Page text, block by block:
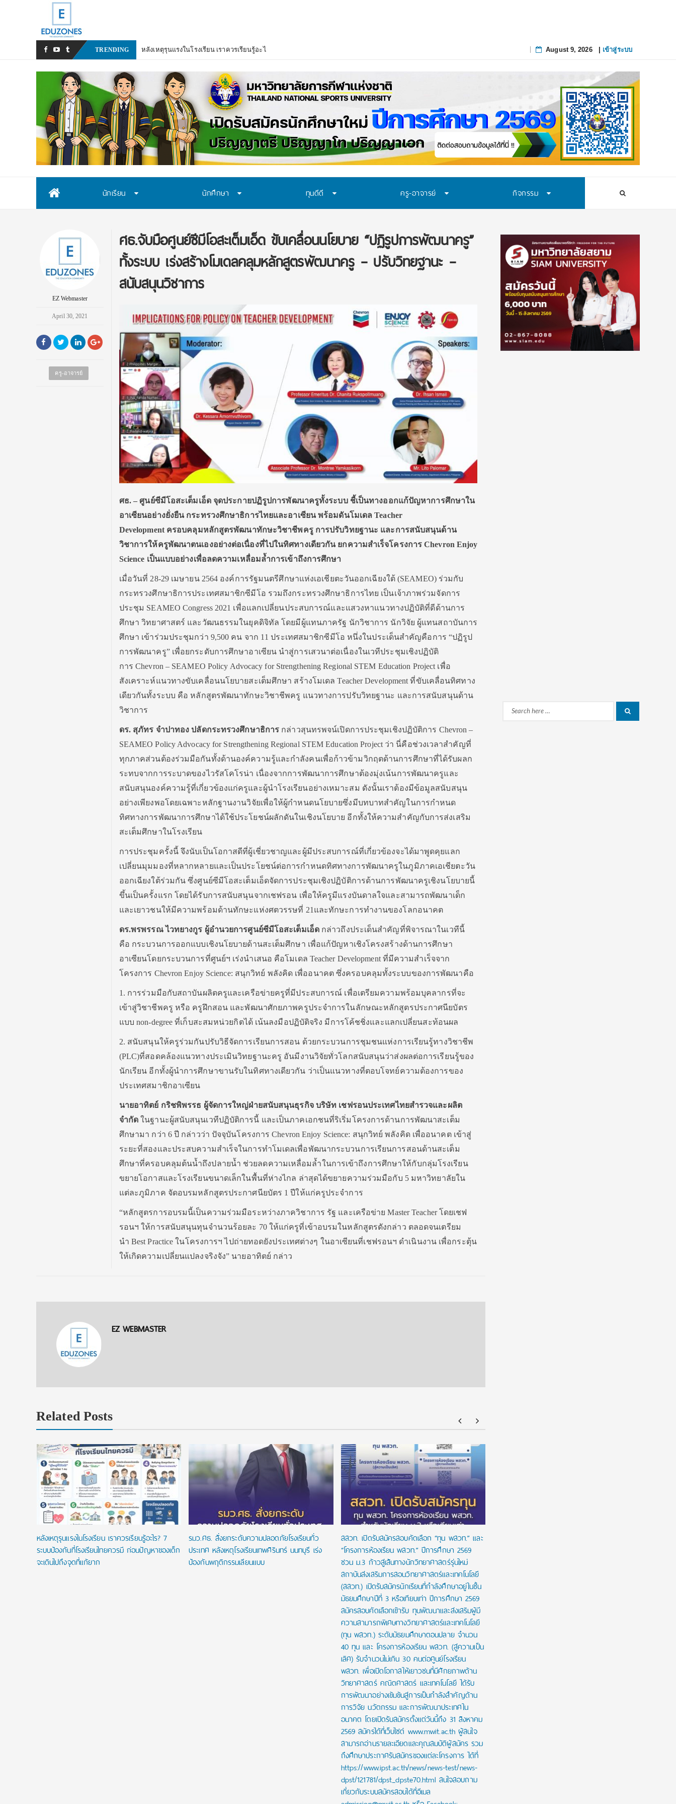
TRENDING
หลังเหตุรุนแรงในโรงเรียน เราควรเรียนรู้อะไร? 7 ระบบป้องกันที่โรงเรียนไทยควรมี ก่อนปัญหาของเด็กจะเดินไปถึงจุดที่แก้ยาก
August 9, 2026| เข้าสู่ระบบ
นักเรียน นักศึกษา ทุนดีดี ครู-อาจารย์ กิจกรรม
EZ Webmaster
April 30, 2021
ครู-อาจารย์
ศธ.จับมือศูนย์ซีมีโอสะเต็มเอ็ด ขับเคลื่อนนโยบาย “ปฏิรูปการพัฒนาครู”
ทั้งระบบ เร่งสร้างโมเดลคลุมหลักสูตรพัฒนาครู – ปรับวิทยฐานะ –
สนับสนุนวิชาการ
ศธ.–ศูนย์ซีมีโอสะเต็มเอ็ด จุดประกายปฏิรูปการพัฒนาครูทั้งระบบ ชี้เป็นทางออกแก้ปัญหาการศึกษาใน
อาเซียนอย่างยั่งยืน กระทรวงศึกษาธิการไทยและอาเซียน พร้อมดันโมเดลTeacher
Development ครอบคลุมหลักสูตรพัฒนาทักษะวิชาชีพครู การปรับวิทยฐานะ และการสนับสนุนด้าน
วิชาการให้ครูพัฒนาตนเองอย่างต่อเนื่องที่ไปในทิศทางเดียวกัน ยกความสำเร็จโครงการ Chevron Enjoy
Science เป็นแบบอย่างเพื่อลดความเหลื่อมล้ำการเข้าถึงการศึกษา
เมื่อวันที่ 28-29 เมษายน 2564 องค์การรัฐมนตรีศึกษาแห่งเอเชียตะวันออกเฉียงใต้ (SEAMEO) ร่วมกับ
กระทรวงศึกษาธิการประเทศสมาชิกซีมีโอ รวมถึงกระทรวงศึกษาธิการไทย เป็นเจ้าภาพร่วมจัดการ
ประชุม SEAMEO Congress 2021 เพื่อแลกเปลี่ยนประสบการณ์และแสวงหาแนวทางปฏิบัติที่ดีด้านการ
ศึกษา วิทยาศาสตร์ และวัฒนธรรมในยุคดิจิทัล โดยมีผู้แทนภาครัฐ นักวิชาการ นักวิจัย ผู้แทนสถาบันการ
ศึกษา เข้าร่วมประชุมกว่า 9,500 คน จาก 11 ประเทศสมาชิกซีมีโอ หนึ่งในประเด็นสำคัญคือการ “ปฏิรูป
การพัฒนาครู” เพื่อยกระดับการศึกษาอาเซียน นำสู่การเสวนาต่อเนื่องในเวทีประชุมเชิงปฏิบัติ
การ Chevron – SEAMEO Policy Advocacy for Strengthening Regional STEM Education Project เพื่อ
สังเคราะห์แนวทางขับเคลื่อนนโยบายสะเต็มศึกษา สร้างโมเดล Teacher Development ที่ขับเคลื่อนทิศทาง
เดียวกันทั้งระบบ คือ หลักสูตรพัฒนาทักษะวิชาชีพครู แนวทางการปรับวิทยฐานะ และการสนับสนุนด้าน
วิชาการ
ดร. สุภัทร จำปาทอง ปลัดกระทรวงศึกษาธิการ กล่าวสุนทรพจน์เปิดการประชุมเชิงปฏิบัติการ Chevron –
SEAMEO Policy Advocacy for Strengthening Regional STEM Education Project ว่า นี่คือช่วงเวลาสำคัญที่
ทุกภาคส่วนต้องร่วมมือกันทั้งด้านองค์ความรู้และกำลังคนเพื่อก้าวข้ามวิกฤตด้านการศึกษาที่ได้รับผลก
ระทบจากการระบาดของไวรัสโคโรน่า เนื่องจากการพัฒนาการศึกษาต้องมุ่งเน้นการพัฒนาครูและ
สนับสนุนองค์ความรู้ที่เกี่ยวข้องแก่ครูและผู้นำโรงเรียนอย่างเหมาะสม ดังนั้นเราต้องมีข้อมูลสนับสนุน
อย่างเพียงพอโดยเฉพาะหลักฐานงานวิจัยเพื่อให้ผู้กำหนดนโยบายซึ่งมีบทบาทสำคัญในการกำหนด
ทิศทางการพัฒนาการศึกษาได้ใช้ประโยชน์ผลักดันในเชิงนโยบาย อีกทั้งให้ความสำคัญกับการส่งเสริม
สะเต็มศึกษาในโรงเรียน
การประชุมครั้งนี้ จึงนับเป็นโอกาสดีที่ผู้เชี่ยวชาญและผู้มีประสบการณ์ที่เกี่ยวข้องจะได้มาพูดคุยแลก
เปลี่ยนมุมมองที่หลากหลายและเป็นประโยชน์ต่อการกำหนดทิศทางการพัฒนาครูในภูมิภาคเอเชียตะวัน
ออกเฉียงใต้ร่วมกัน ซึ่งศูนย์ซีมีโอสะเต็มเอ็ดจัดการประชุมเชิงปฏิบัติการด้านการพัฒนาครูเชิงนโยบายนี้
ขึ้นเป็นครั้งแรก โดยได้รับการสนับสนุนจากเชฟรอน เพื่อให้ครูมีแรงบันดาลใจและสามารถพัฒนาเด็ก
และเยาวชนให้มีความพร้อมด้านทักษะแห่งศตวรรษที่ 21และทักษะการทำงานของโลกอนาคต
ดร.พรพรรณ ไวทยางกูร ผู้อำนวยการศูนย์ซีมีโอสะเต็มเอ็ดกล่าวถึงประเด็นสำคัญที่พิจารณาในเวทีนี้
คือ กระบวนการออกแบบเชิงนโยบายด้านสะเต็มศึกษา เพื่อแก้ปัญหาเชิงโครงสร้างด้านการศึกษา
อาเซียนโดยกระบวนการที่ศูนย์ฯ เร่งนำเสนอ คือโมเดล Teacher Development ที่มีความสำเร็จจาก
โครงการ Chevron Enjoy Science: สนุกวิทย์ พลังคิด เพื่ออนาคต ซึ่งครอบคลุมทั้งระบบของการพัฒนาคือ
1. การร่วมมือกับสถาบันผลิตครูและเครือข่ายครูที่มีประสบการณ์ เพื่อเตรียมความพร้อมบุคลากรที่จะ
เข้าสู่วิชาชีพครู หรือ ครูฝึกสอน และพัฒนาศักยภาพครูประจำการในลักษณะหลักสูตรประกาศนียบัตร
แบบ non-degree ที่เก็บสะสมหน่วยกิตได้ เน้นลงมือปฏิบัติจริง มีการโค้ชชิ่งและแลกเปลี่ยนสะท้อนผล
2. สนับสนุนให้ครูร่วมกันปรับวิธีจัดการเรียนการสอน ด้วยกระบวนการชุมชนแห่งการเรียนรู้ทางวิชาชีพ
(PLC)ที่สอดคล้องแนวทางประเมินวิทยฐานะครู อันมีงานวิจัยทั่วโลกสนับสนุนว่าส่งผลต่อการเรียนรู้ของ
นักเรียน อีกทั้งผู้นำการศึกษาขานรับในทิศทางเดียวกัน ว่าเป็นแนวทางที่ตอบโจทย์ความต้องการของ
ประเทศสมาชิกอาเซียน
นายอาทิตย์ กริชพิพรรธ ผู้จัดการใหญ่ฝ่ายสนับสนุนธุรกิจ บริษัท เชฟรอนประเทศไทยสำรวจและผลิต
จำกัด ในฐานะผู้สนับสนุนเวทีปฏิบัติการนี้ และเป็นภาคเอกชนที่ริเริ่มโครงการด้านการพัฒนาสะเต็ม
ศึกษามา กว่า 6 ปี กล่าวว่า ปัจจุบันโครงการ Chevron Enjoy Science: สนุกวิทย์ พลังคิด เพื่ออนาคต เข้าสู่
ระยะที่สองและประสบความสำเร็จในการทำโมเดลเพื่อพัฒนากระบวนการเรียนการสอนด้านสะเต็ม
ศึกษาที่ครอบคลุมต้นน้ำถึงปลายน้ำ ช่วยลดความเหลื่อมล้ำในการเข้าถึงการศึกษาให้กับกลุ่มโรงเรียน
ขยายโอกาสและโรงเรียนขนาดเล็กในพื้นที่ห่างไกล ล่าสุดได้ขยายความร่วมมือกับ 5 มหาวิทยาลัยใน
แต่ละภูมิภาค จัดอบรมหลักสูตรประกาศนียบัตร 1 ปีให้แก่ครูประจำการ
“หลักสูตรการอบรมนี้เป็นความร่วมมือระหว่างภาควิชาการ รัฐ และเครือข่าย Master Teacher โดยเชฟ
รอนฯ ให้การสนับสนุนทุนจำนวนร้อยละ 70 ให้แก่ครูที่เข้าอบรมในหลักสูตรดังกล่าว ตลอดจนเตรียม
นำ Best Practice ในโครงการฯ ไปถ่ายทอดยังประเทศต่างๆ ในอาเซียนที่เชฟรอนฯ ดำเนินงาน เพื่อกระตุ้น
ให้เกิดความเปลี่ยนแปลงจริงจัง” นายอาทิตย์ กล่าว
EZ WEBMASTER
Related Posts
หลังเหตุรุนแรงในโรงเรียน เราควรเรียนรู้อะไร? 7
ระบบป้องกันที่โรงเรียนไทยควรมี ก่อนปัญหาของเด็ก
จะเดินไปถึงจุดที่แก้ยาก
รมว.ศธ. สั่งยกระดับความปลอดภัยโรงเรียนทั่ว
ประเทศ หลังเหตุโรงเรียนเทพศิรินทร์ นนทบุรี เร่ง
ป้องกันพฤติกรรมเลียนแบบ
สสวท. เปิดรับสมัครสอบคัดเลือก “ทุน พสวท.” และ
“โครงการห้องเรียน พสวท.” ปีการศึกษา 2569
ชวน ม.3 ก้าวสู่เส้นทางนักวิทยาศาสตร์รุ่นใหม่
สถาบันส่งเสริมการสอนวิทยาศาสตร์และเทคโนโลยี
(สสวท.) เปิดรับสมัครนักเรียนที่กำลังศึกษาอยู่ในชั้น
มัธยมศึกษาปีที่ 3 หรือเทียบเท่า ปีการศึกษา 2569
สมัครสอบคัดเลือกเข้ารับ ทุนพัฒนาและส่งเสริมผู้มี
ความสามารถพิเศษทางวิทยาศาสตร์และเทคโนโลยี
(ทุน พสวท.) ระดับมัธยมศึกษาตอนปลาย จำนวน
40 ทุน และ โครงการห้องเรียน พสวท. (สู่ความเป็น
เลิศ) รับจำนวนไม่เกิน 30 คนต่อศูนย์โรงเรียน
พสวท. เพื่อเปิดโอกาสให้เยาวชนที่มีศักยภาพด้าน
วิทยาศาสตร์ คณิตศาสตร์ และเทคโนโลยี ได้รับ
การพัฒนาอย่างเข้มข้นสู่การเป็นกำลังสำคัญด้าน
การวิจัย นวัตกรรม และการพัฒนาประเทศใน
อนาคต โดยเปิดรับสมัครตั้งแต่วันนี้ถึง 31 สิงหาคม
2569 สมัครได้ที่เว็บไซต์ www.mwit.ac.th ผู้สนใจ
สามารถอ่านรายละเอียดและคุณสมบัติผู้สมัคร รวม
ถึงศึกษาประกาศรับสมัครของแต่ละโครงการ ได้ที่
https://www.ipst.ac.th/news/news-test/news-
dpst/121781/dpst_dpste70.html สนใจสอบถาม
เกี่ยวกับระบบสมัครสอบได้ที่อีเมล
Search